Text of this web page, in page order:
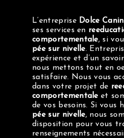
L’entreprise Dolce
ses services en
comportementale, si
pée sur nivelle.
expérience et d’un
nous mettons tout en
satisfaire. Nous vous
dans votre projet de
comportementaleet
de vos besoins. Si vous
pée sur nivelle, nous
disposition pour vous
renseignements